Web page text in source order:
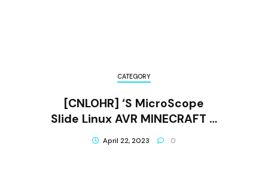
CATEGORY
[CNLOHR] ‘s MicroScope
Slide Linux AVR MINECRAFT …
April 22, 2023 0